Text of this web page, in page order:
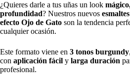
¿Quieres darle a tus uñas un look
profundidad? Nuestros nuevos
efecto Ojo de Gato son la tendencia
cualquier ocasión.
Este formato viene en 3 tonos burgundy
con aplicación fácil y larga duración
profesional.